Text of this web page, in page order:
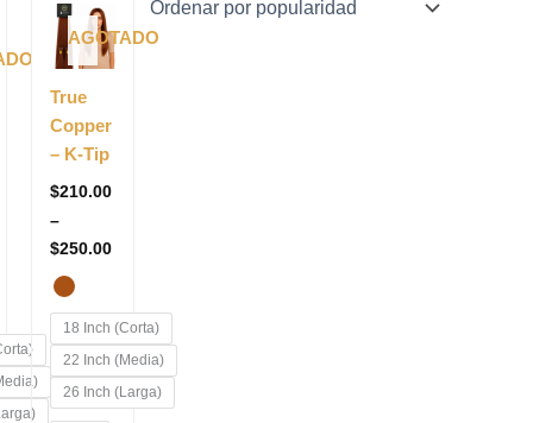
AGOTADO
True
Copper
– K-Tip
$210.00
–
$250.00
range:
$210.00
through
18 Inch (Corta)
22 Inch (Media)
26 Inch (Larga)
producto
tiene
Las
opciones
se
elegir
la
página
de
producto